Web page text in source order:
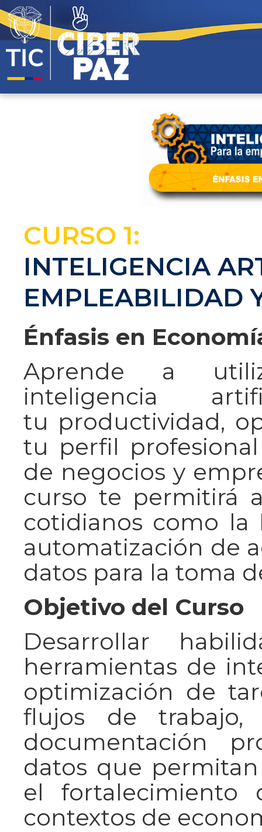
CURSO 1:
INTELIGENCIA
EMPLEABILIDAD
Énfasis en
Aprende a
inteligencia
tu productividad,
tu perfil
de negocios y
curso te permitirá
cotidianos como la
automatización de
datos para la toma
Objetivo del Curso
Desarrollar
herramientas de
optimización de
flujos de trabajo,
documentación
datos que
el fortalecimiento
contextos de